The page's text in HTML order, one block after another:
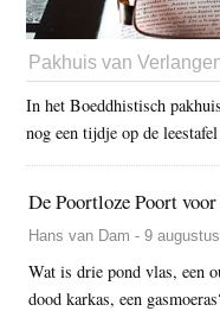
Pakhuis van
In het Boeddhistisch
nog een tijdje op de
De Poortloze Poort
Hans van Dam - 9
Wat is drie pond vlas, een
dood karkas, een